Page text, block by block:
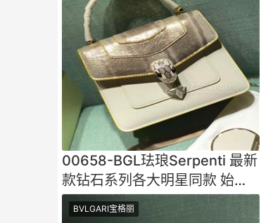
00658-BGL珐琅Serpenti 最新
款钻石系列各大明星同款 始于
台伯河上的光影情缘正在
BVLGARI宝格丽